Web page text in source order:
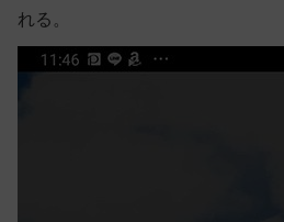
れる 。